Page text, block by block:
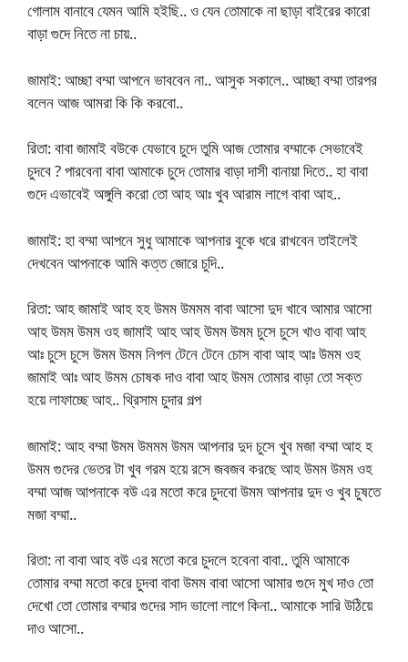
গোলাম বানাবে যেমন আমি হইছি.. ও যেন তোমাকে না ছাড়া বাইরের কারো
বাড়া গুদে নিতে না চায়..
জামাই: আচ্ছা বম্মা আপনে ভাববেন না.. আসুক সকালে.. আচ্ছা বম্মা তারপর
বলেন আজ আমরা কি কি করবো..
রিতা: বাবা জামাই বউকে যেভাবে চুদে তুমি আজ তোমার বম্মাকে সেভাবেই
চুদবে ? পারবেনা বাবা আমাকে চুদে তোমার বাড়া দাসী বানায়া দিতে.. হা বাবা
গুদে এভাবেই অঙ্গুলি করো তো আহ আঃ খুব আরাম লাগে বাবা আহ..
জামাই: হা বম্মা আপনে সুধু আমাকে আপনার বুকে ধরে রাখবেন তাইলেই
দেখবেন আপনাকে আমি কত্ত জোরে চুদি..
রিতা: আহ জামাই আহ হহ উমম উমমম বাবা আসো দুদ খাবে আমার আসো
আহ উমম উমম ওহ জামাই আহ আহ উমম উমম চুসে চুসে খাও বাবা আহ
আঃ চুসে চুসে উমম উমম নিপল টেনে টেনে চোস বাবা আহ আঃ উমম ওহ
জামাই আঃ আহ উমম চোষক দাও বাবা আহ উমম তোমার বাড়া তো সক্ত
হয়ে লাফাচ্ছে আহ.. থ্রিসাম চুদার গল্প
জামাই: আহ বম্মা উমম উমমম উমম আপনার দুদ চুসে খুব মজা বম্মা আহ হ
উমম গুদের ভেতর টা খুব গরম হয়ে রসে জবজব করছে আহ উমম উমম ওহ
বম্মা আজ আপনাকে বউ এর মতো করে চুদবো উমম আপনার দুদ ও খুব চুষতে
মজা বম্মা..
রিতা: না বাবা আহ বউ এর মতো করে চুদলে হবেনা বাবা.. তুমি আমাকে
তোমার বম্মা মতো করে চুদবা বাবা উমম বাবা আসো আমার গুদে মুখ দাও তো
দেখো তো তোমার বম্মার গুদের সাদ ভালো লাগে কিনা.. আমাকে সারি উঠিয়ে
দাও আসো..